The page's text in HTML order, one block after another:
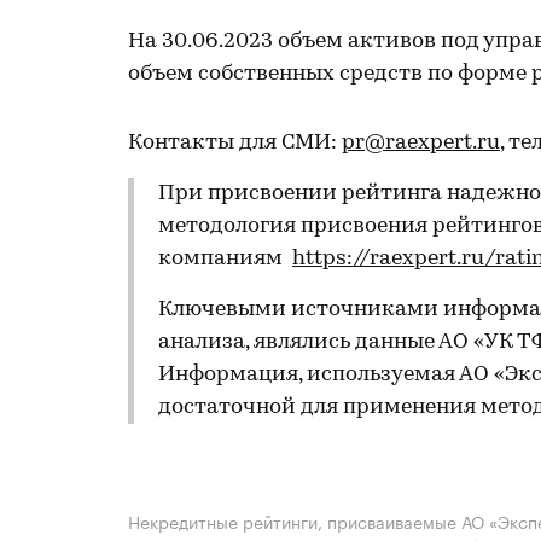
На 30.06.2023 объем активов под
объем собственных средств по форме
Контакты для СМИ: pr@raexpert.ru,
При присвоении рейтинга
методология присвоения
компаниям https://raexpert.ru/
Ключевыми источниками
анализа, являлись данные АО «УК
Информация, используемая АО
достаточной для применения
Некредитные рейтинги, присваиваемые АО